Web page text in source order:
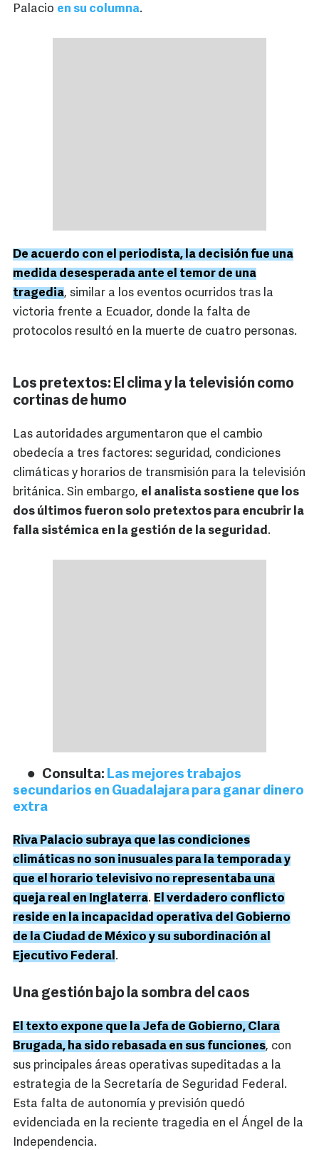
Palacio en su columna.
De acuerdo con el periodista, la decisión fue una
medida desesperada ante el temor de una
tragedia, similar a los eventos ocurridos tras la
victoria frente a Ecuador, donde la falta de
protocolos resultó en la muerte de cuatro personas.
Los pretextos: El clima y la televisión como
cortinas de humo
Las autoridades argumentaron que el cambio
obedecía a tres factores: seguridad, condiciones
climáticas y horarios de transmisión para la televisión
británica. Sin embargo, el analista sostiene que los
dos últimos fueron solo pretextos para encubrir la
falla sistémica en la gestión de la seguridad.
Consulta: Las mejores trabajos
secundarios en Guadalajara para ganar dinero
extra
Riva Palacio subraya que las condiciones
climáticas no son inusuales para la temporada y
que el horario televisivo no representaba una
queja real en Inglaterra. El verdadero conflicto
reside en la incapacidad operativa del Gobierno
de la Ciudad de México y su subordinación al
Ejecutivo Federal.
Una gestión bajo la sombra del caos
El texto expone que la Jefa de Gobierno, Clara
Brugada, ha sido rebasada en sus funciones, con
sus principales áreas operativas supeditadas a la
estrategia de la Secretaría de Seguridad Federal.
Esta falta de autonomía y previsión quedó
evidenciada en la reciente tragedia en el Ángel de la
Independencia.